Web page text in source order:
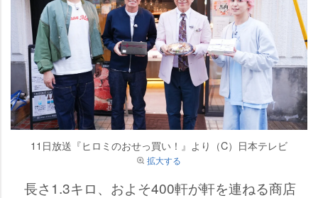
11日放送『ヒロミのおせっ買い！』より（C）日本テレビ
拡大する
長さ1.3キロ、およそ400軒が軒を連ねる商店